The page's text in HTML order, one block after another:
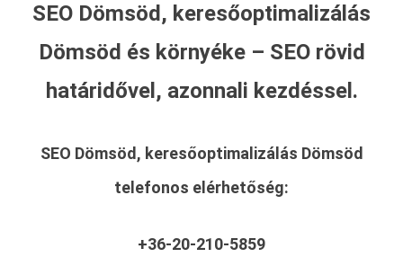
SEO Dömsöd, keresőoptimalizálás
Dömsöd és környéke – SEO rövid
határidővel, azonnali kezdéssel.
SEO Dömsöd, keresőoptimalizálás Dömsöd
telefonos elérhetőség:
+36-20-210-5859